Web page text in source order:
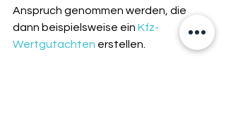
Anspruch genommen werden, die
dann beispielsweise ein Kfz-
Wertgutachten erstellen.